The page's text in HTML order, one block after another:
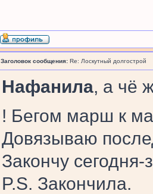
Заголовок сообщения: Re: Лоскутный долгострой
Нафанила, а чё
! Бегом марш к
Довязываю
Закончу сегодня-
P.S. Закончила.